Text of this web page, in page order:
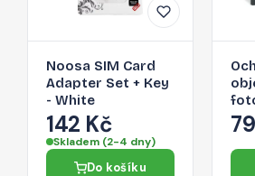
Noosa SIM Card
Adapter Set + Key
- White
142 Kč
Skladem (2-4 dny)
Do košíku
čiré